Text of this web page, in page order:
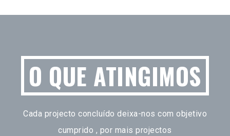
O QUE ATINGIMOS
Cada projecto concluído deixa-nos com objetivo
cumprido , por mais projectos